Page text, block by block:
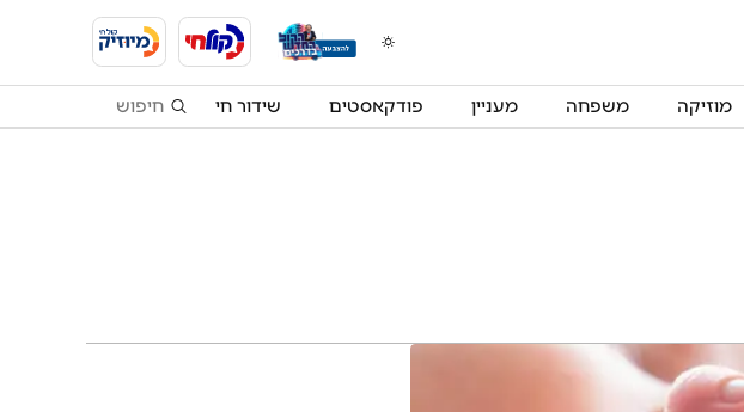
מוזיקה משפחה מעניין פודקאסטים שידור חי